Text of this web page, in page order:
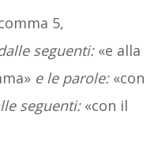
5,
seguenti:«e alla
e le parole:«con
seguenti:«con il